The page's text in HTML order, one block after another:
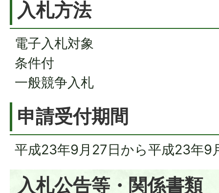
入札方法
電子入札対象
条件付
一般競争入札
申請受付期間
平成23年9月27日から平成23年9
入札公告等・関係書類